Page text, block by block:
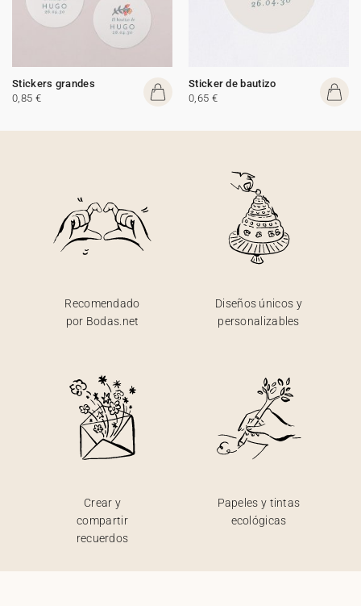
Stickers grandes
0,85 €
Sticker de bautizo
0,65 €
Recomendado
por Bodas.net
Diseños únicos y
personalizables
Crear y
compartir
recuerdos
Papeles y tintas
ecológicas